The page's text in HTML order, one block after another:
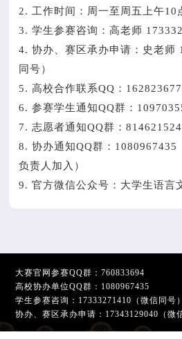
2. 工作时间：周一至周五上午10
3. 学生参赛咨询：高老师
4. 协办、赛区承办申请：史老师
同号）
5. 高校合作联系QQ：
6. 参赛学生通知QQ群：
7. 志愿者通知QQ群：814621524
8. 协办通知QQ群：1080967435
负责人加入）
9. 官方微信公众号：大学生语言
大赛官网参赛QQ群：760833694
高校协办单位QQ群： 1080967435
学生参赛咨询：17333271410（微信同号）
协办、赛区承办申请：17343129040（微